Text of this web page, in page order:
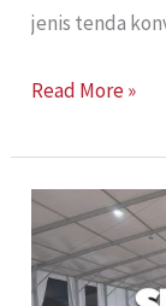
jenis tenda
Read More »
Sewa
Tenda
Roders